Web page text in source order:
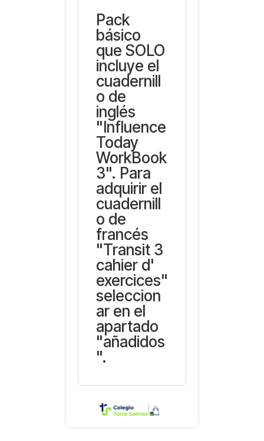
Pack
básico
que SOLO
incluye el
cuadernill
o de
inglés
"Influence
Today
WorkBook
3". Para
adquirir el
cuadernill
o de
francés
"Transit 3
cahier d'
exercices"
seleccion
ar en el
apartado
"añadidos
".